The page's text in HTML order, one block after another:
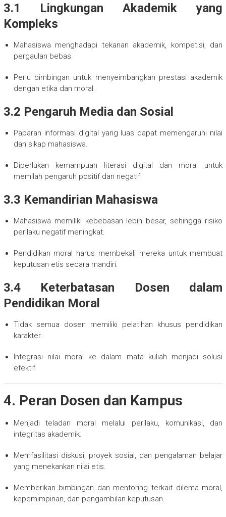
3.1 Lingkungan Akademik yang
Kompleks
Mahasiswa menghadapi tekanan akademik, kompetisi, dan
pergaulan bebas.
Perlu bimbingan untuk menyeimbangkan prestasi akademik
dengan etika dan moral.
3.2 Pengaruh Media dan Sosial
Paparan informasi digital yang luas dapat memengaruhi nilai
dan sikap mahasiswa.
Diperlukan kemampuan literasi digital dan moral untuk
memilah pengaruh positif dan negatif.
3.3 Kemandirian Mahasiswa
Mahasiswa memiliki kebebasan lebih besar, sehingga risiko
perilaku negatif meningkat.
Pendidikan moral harus membekali mereka untuk membuat
keputusan etis secara mandiri.
3.4 Keterbatasan Dosen dalam
Pendidikan Moral
Tidak semua dosen memiliki pelatihan khusus pendidikan
karakter.
Integrasi nilai moral ke dalam mata kuliah menjadi solusi
efektif.
4. Peran Dosen dan Kampus
Menjadi teladan moral melalui perilaku, komunikasi, dan
integritas akademik.
Memfasilitasi diskusi, proyek sosial, dan pengalaman belajar
yang menekankan nilai etis.
Memberikan bimbingan dan mentoring terkait dilema moral,
kepemimpinan, dan pengambilan keputusan.